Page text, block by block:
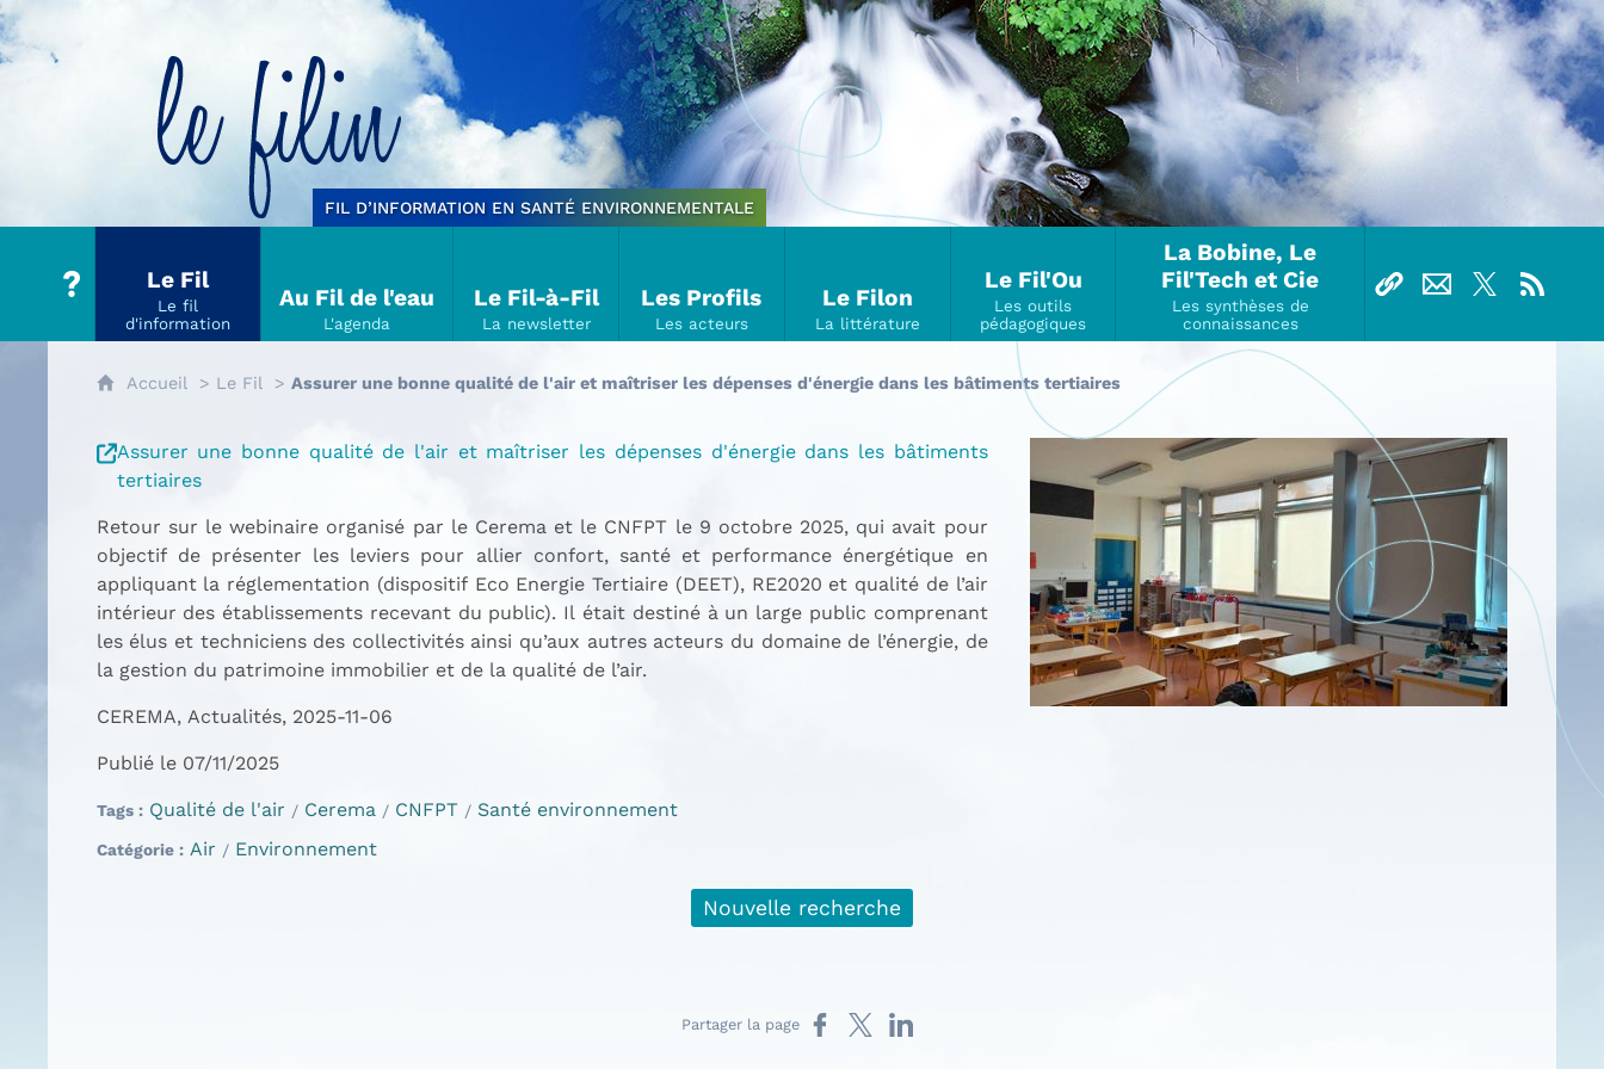
FIL D’INFORMATION EN SANTÉ ENVIRONNEMENTALE
Le Fil
Au Fil de l'eau Le Fil-à-Fil Les Profils Le Filon
Le Fil'Ou
La Bobine, Le
Fil'Tech et Cie
Accueil Le Fil Assurer une bonne qualité de l'air et maîtriser les dépenses d'énergie dans les bâtiments tertiaires
Assurer une bonne qualité de l'air et maîtriser les dépenses d'énergie dans les bâtiments
tertiaires
Retour sur le webinaire organisé par le Cerema et le CNFPT le 9 octobre 2025, qui avait pour
objectif de présenter les leviers pour allier confort, santé et performance énergétique en
appliquant la réglementation (dispositif Eco Energie Tertiaire (DEET), RE2020 et qualité de l’air
intérieur des établissements recevant du public). Il était destiné à un large public comprenant
les élus et techniciens des collectivités ainsi qu’aux autres acteurs du domaine de l’énergie, de
la gestion du patrimoine immobilier et de la qualité de l’air.
CEREMA, Actualités, 2025-11-06
Publié le 07/11/2025
Tags Qualité de l'air Cerema CNFPT Santé environnement
Catégorie Air Environnement
Nouvelle recherche
Partager la page Partager sur Facebook
Partager sur X
Partager sur LinkedIn